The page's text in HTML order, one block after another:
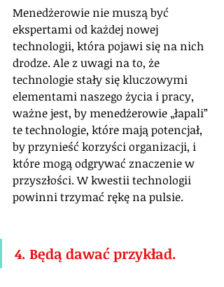
Menedżerowie nie muszą być
ekspertami od każdej nowej
technologii, która pojawi się na nich
drodze. Ale z uwagi na to, że
technologie stały się kluczowymi
elementami naszego życia i pracy,
ważne jest, by menedżerowie „łapali”
te technologie, które mają potencjał,
by przynieść korzyści organizacji, i
które mogą odgrywać znaczenie w
przyszłości. W kwestii technologii
powinni trzymać rękę na pulsie.
4. Będą dawać przykład.